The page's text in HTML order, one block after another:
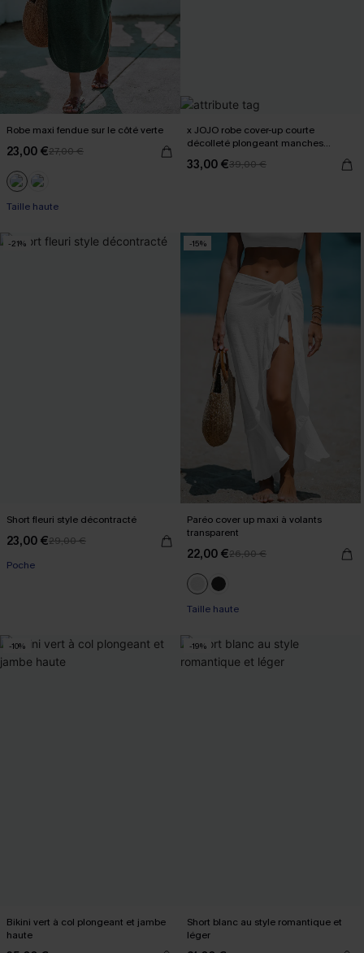
Robe maxi fendue sur le côté verte
23,00 €27,00 €
Taille haute
x JOJO robe cover-up courte
décolleté plongeant manches
33,00 €39,00 €
-21%
Short fleuri style décontracté
23,00 €29,00 €
Poche
-15%
Paréo cover up maxi à volants
transparent
22,00 €26,00 €
Taille haute
-10%
Bikini vert à col plongeant et jambe
haute
-19%
Short blanc au style romantique et
léger